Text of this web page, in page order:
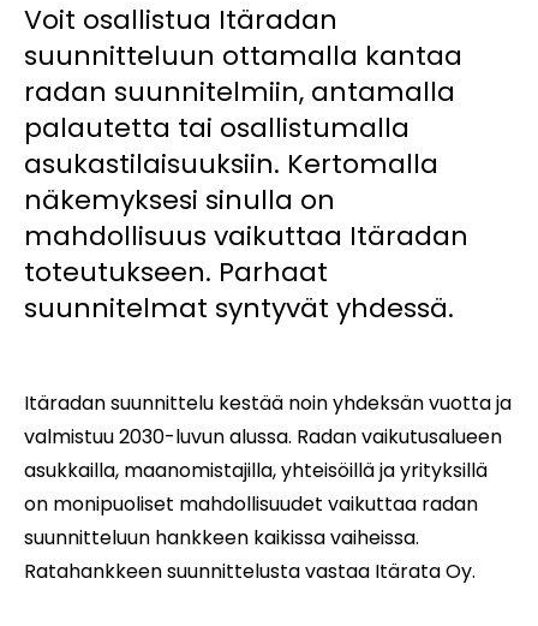
Voit osallistua Itäradan
suunnitteluun ottamalla kantaa
radan suunnitelmiin, antamalla
palautetta tai osallistumalla
asukastilaisuuksiin. Kertomalla
näkemyksesi sinulla on
mahdollisuus vaikuttaa Itäradan
toteutukseen. Parhaat
suunnitelmat syntyvät yhdessä.
Itäradan suunnittelu kestää noin yhdeksän vuotta ja
valmistuu 2030-luvun alussa. Radan vaikutusalueen
asukkailla, maanomistajilla, yhteisöillä ja yrityksillä
on monipuoliset mahdollisuudet vaikuttaa radan
suunnitteluun hankkeen kaikissa vaiheissa.
Ratahankkeen suunnittelusta vastaa Itärata Oy.